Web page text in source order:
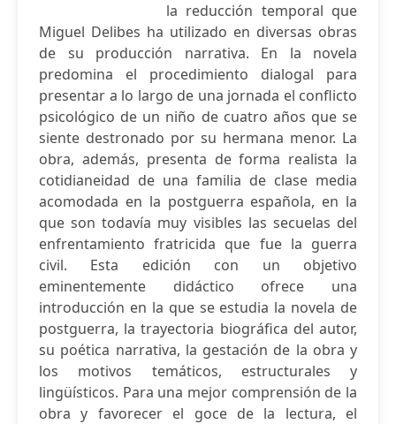
la reducción temporal que
Miguel Delibes ha utilizado en diversas obras
de su producción narrativa. En la novela
predomina el procedimiento dialogal para
presentar a lo largo de una jornada el conflicto
psicológico de un niño de cuatro años que se
siente destronado por su hermana menor. La
obra, además, presenta de forma realista la
cotidianeidad de una familia de clase media
acomodada en la postguerra española, en la
que son todavía muy visibles las secuelas del
enfrentamiento fratricida que fue la guerra
civil. Esta edición con un objetivo
eminentemente didáctico ofrece una
introducción en la que se estudia la novela de
postguerra, la trayectoria biográfica del autor,
su poética narrativa, la gestación de la obra y
los motivos temáticos, estructurales y
lingüísticos. Para una mejor comprensión de la
obra y favorecer el goce de la lectura, el